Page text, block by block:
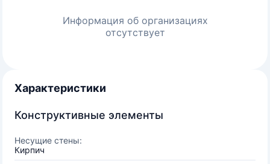
Информация об организациях
отсутствует
Характеристики
Конструктивные элементы
Несущие стены:
Кирпич